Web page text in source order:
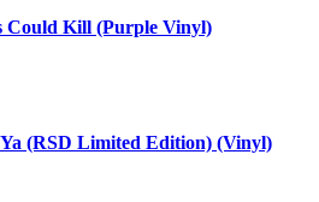
Could Kill (Purple Vinyl)
(RSD Limited Edition) (Vinyl)